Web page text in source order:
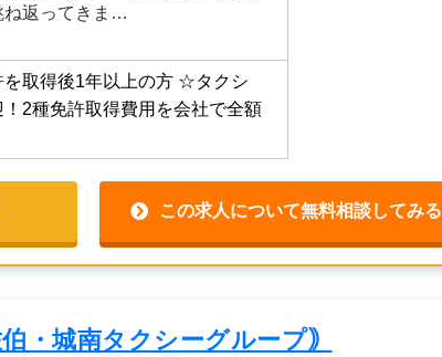
ね返ってきま…
取得後1年以上の方 ☆タクシ
2種免許取得費用を会社で全額
この求人について無料相談してみる
・城南タクシーグループ｠